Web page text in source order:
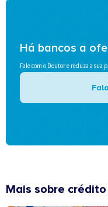
Há bancos a
Fale com o Doutor e reduza a sua
Mais sobre crédito